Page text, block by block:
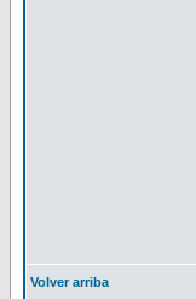
Volver arriba